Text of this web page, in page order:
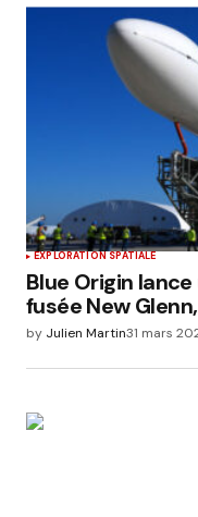
EXPLORATION SPATIALE
Blue Origin
fusée New
by Julien Martin31 mars